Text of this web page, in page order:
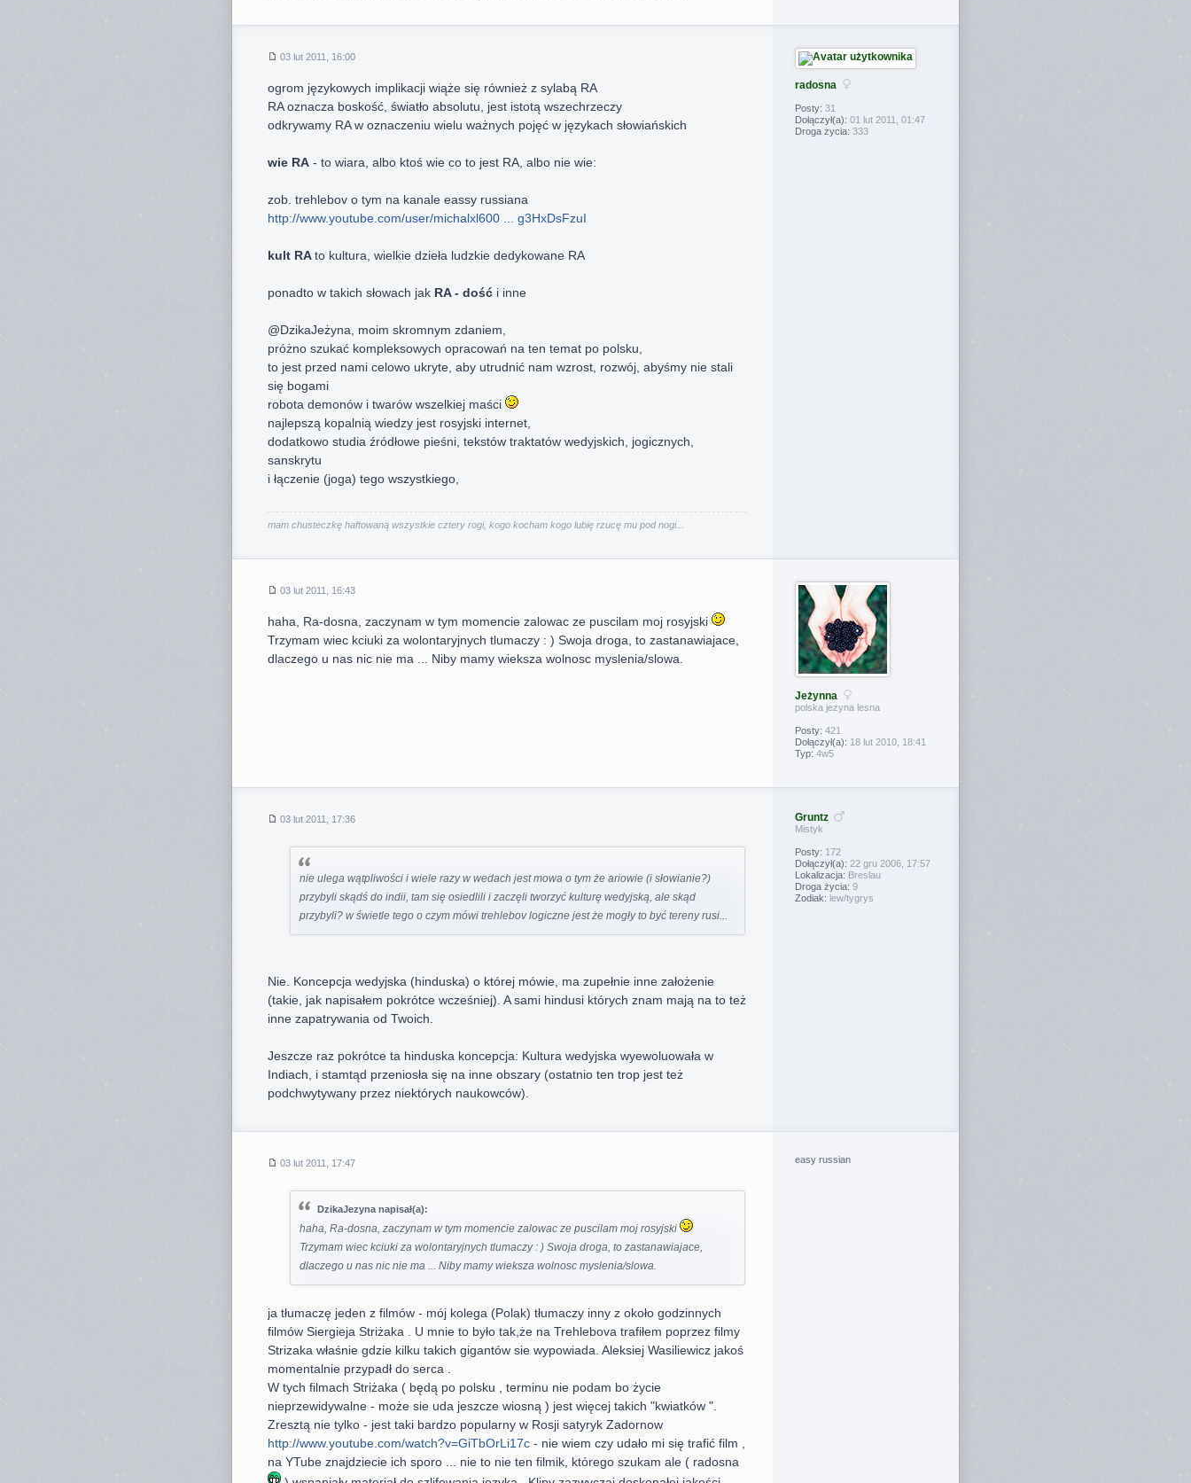
03 lut 2011, 16:00
ogrom językowych implikacji wiąże się również z sylabą RA
RA oznacza boskość, światło absolutu, jest istotą wszechrzeczy
odkrywamy RA w oznaczeniu wielu ważnych pojęć w językach słowiańskich
wie RA - to wiara, albo ktoś wie co to jest RA, albo nie wie:
zob. trehlebov o tym na kanale eassy russiana
http://www.youtube.com/user/michalxl600 ... g3HxDsFzuI
kult RAto kultura, wielkie dzieła ludzkie dedykowane RA
ponadto w takich słowach jak RA - dość i inne
@DzikaJeżyna, moim skromnym zdaniem,
próżno szukać kompleksowych opracowań na ten temat po polsku,
to jest przed nami celowo ukryte, aby utrudnić nam wzrost, rozwój, abyśmy nie stali
się bogami
robota demonów i twarów wszelkiej maści
najlepszą kopalnią wiedzy jest rosyjski internet,
dodatkowo studia źródłowe pieśni, tekstów traktatów wedyjskich, jogicznych,
sanskrytu
i łączenie (joga) tego wszystkiego,
mam chusteczkę haftowaną wszystkie cztery rogi, kogo kocham kogo lubię rzucę mu pod nogi...
radosna
Posty: 31
Dołączył(a): 01 lut 2011, 01:47
Droga życia: 333
03 lut 2011, 16:43
haha, Ra-dosna, zaczynam w tym momencie zalowac ze puscilam moj rosyjski
Trzymam wiec kciuki za wolontaryjnych tlumaczy : ) Swoja droga, to zastanawiajace,
dlaczego u nas nic nie ma ... Niby mamy wieksza wolnosc myslenia/slowa.
Jeżynna
polska jezyna lesna
Posty: 421
Dołączył(a): 18 lut 2010, 18:41
Typ: 4w5
03 lut 2011, 17:36
nie ulega wątpliwości i wiele razy w wedach jest mowa o tym że ariowie (i słowianie?)
przybyli skądś do indii, tam się osiedlili i zaczęli tworzyć kulturę wedyjską, ale skąd
przybyli? w świetle tego o czym mówi trehlebov logiczne jest że mogły to być tereny rusi...
Nie. Koncepcja wedyjska (hinduska) o której mówie, ma zupełnie inne założenie
(takie, jak napisałem pokrótce wcześniej). A sami hindusi których znam mają na to też
inne zapatrywania od Twoich.
Jeszcze raz pokrótce ta hinduska koncepcja: Kultura wedyjska wyewoluowała w
Indiach, i stamtąd przeniosła się na inne obszary (ostatnio ten trop jest też
podchwytywany przez niektórych naukowców).
Gruntz
Mistyk
Posty: 172
Dołączył(a): 22 gru 2006, 17:57
Lokalizacja: Breslau
Droga życia: 9
Zodiak: lew/tygrys
03 lut 2011, 17:47
DzikaJezyna napisał(a):
haha, Ra-dosna, zaczynam w tym momencie zalowac ze puscilam moj rosyjski
Trzymam wiec kciuki za wolontaryjnych tlumaczy : ) Swoja droga, to zastanawiajace,
dlaczego u nas nic nie ma ... Niby mamy wieksza wolnosc myslenia/slowa.
ja tłumaczę jeden z filmów - mój kolega (Polak) tłumaczy inny z około godzinnych
filmów Siergieja Striżaka . U mnie to było tak,że na Trehlebova trafiłem poprzez filmy
Strizaka właśnie gdzie kilku takich gigantów sie wypowiada. Aleksiej Wasiliewicz jakoś
momentalnie przypadł do serca .
W tych filmach Striżaka ( będą po polsku , terminu nie podam bo życie
nieprzewidywalne - może sie uda jeszcze wiosną ) jest więcej takich "kwiatków ".
Zresztą nie tylko - jest taki bardzo popularny w Rosji satyryk Zadornow
http://www.youtube.com/watch?v=GiTbOrLi17c - nie wiem czy udało mi się trafić film ,
na YTube znajdziecie ich sporo ... nie to nie ten filmik, którego szukam ale ( radosna
easy russian